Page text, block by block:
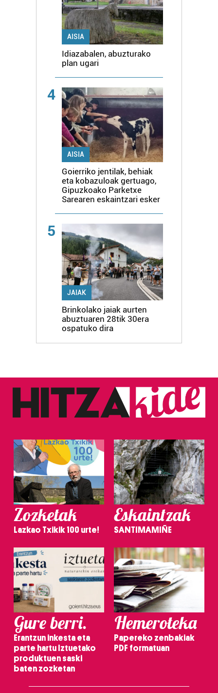
AISIA
Idiazabalen, abuzturako
plan ugari
4
AISIA
Goierriko jentilak, behiak
eta kobazuloak gertuago,
Gipuzkoako Parketxe
Sarearen eskaintzari esker
5
JAIAK
Brinkolako jaiak aurten
abuztuaren 28tik 30era
ospatuko dira
Zozketak
Lazkao Txikik 100 urte!
Eskaintzak
SANTIMAMIÑE
Gure berri.
Erantzun inkesta eta
parte hartu Iztuetako
produktuen saski
baten zozketan
Hemeroteka
Papereko zenbakiak
PDF formatuan